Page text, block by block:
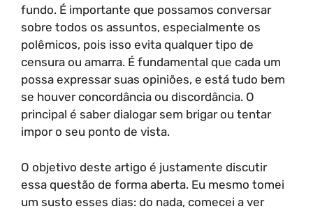
fundo. É importante que possamos conversar
sobre todos os assuntos, especialmente os
polêmicos, pois isso evita qualquer tipo de
censura ou amarra. É fundamental que cada um
possa expressar suas opiniões, e está tudo bem
se houver concordância ou discordância. O
principal é saber dialogar sem brigar ou tentar
impor o seu ponto de vista.
O objetivo deste artigo é justamente discutir
essa questão de forma aberta. Eu mesmo tomei
um susto esses dias: do nada, comecei a ver